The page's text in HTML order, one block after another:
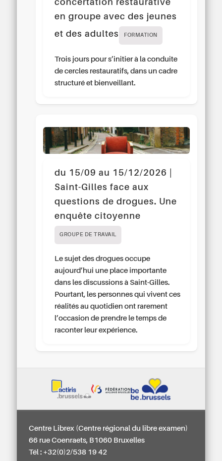
concertation restaurative
en groupe avec des jeunes
et des adultes
FORMATION
Trois jours pour s’initier à la conduite
de cercles restauratifs, dans un cadre
structuré et bienveillant.
du 15/09 au 15/12/2026 |
Saint-Gilles face aux
questions de drogues. Une
enquête citoyenne
GROUPE DE TRAVAIL
Le sujet des drogues occupe
aujourd’hui une place importante
dans les discussions à Saint-Gilles.
Pourtant, les personnes qui vivent ces
réalités au quotidien ont rarement
l’occasion de prendre le temps de
raconter leur expérience.
Centre Librex (Centre régional du libre examen)
66 rue Coenraets, B1060 Bruxelles
Tél : +32(0)2/538 19 42